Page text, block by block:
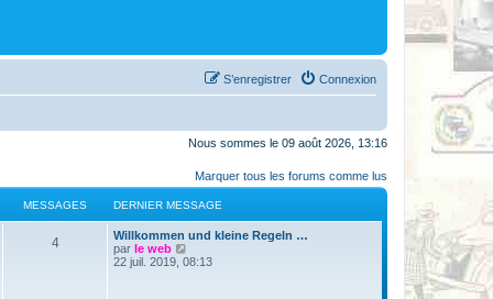
Connexion
S’enregistrer
Nous sommes le 09 août 2026, 13:16
Marquer tous les forums comme lus
MESSAGES DERNIER MESSAGE
4
Willkommen und kleine Regeln …
par le web
o
22 juil. 2019, 08:13